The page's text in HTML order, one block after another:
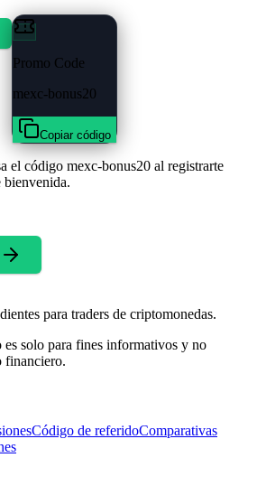
Promo Code
mexc-bonus20
Copiar código
el código mexc-bonus20 al registrarte
bienvenida.
para traders de criptomonedas.
es solo para fines informativos y no
financiero.
Código de referidoComparativas